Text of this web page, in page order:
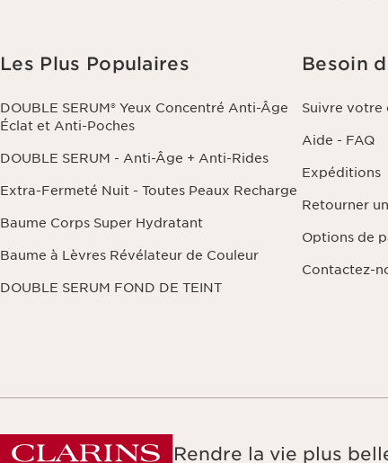
Les Plus Populaires
DOUBLE SERUM® Yeux Concentré Anti-Âge
Éclat et Anti-Poches
DOUBLE SERUM - Anti-Âge + Anti-Rides
Extra-Fermeté Nuit - Toutes Peaux Recharge
Baume Corps Super Hydratant
Baume à Lèvres Révélateur de Couleur
DOUBLE SERUM FOND DE TEINT
Besoin
Suivre votre
Aide - FAQ
Expéditions
Retourner
Options de
Contactez-
Rendre la vie plus